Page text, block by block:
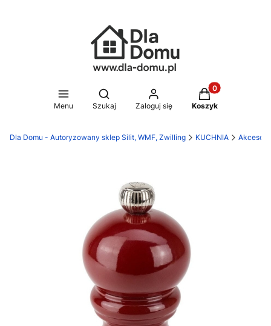
Menu
Otwórz wyszukiwarkę
Szukaj Zaloguj się
Produkty w
Koszyk
Dla Domu - Autoryzowany sklep Silit, WMF, Zwilling KUCHNIA